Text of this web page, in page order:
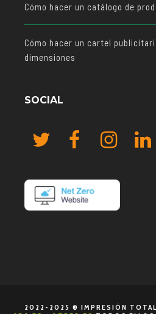
Cómo hacer un catálogo de
Cómo hacer un cartel
dimensiones
SOCIAL
2022-2025 ® IMPRESIÓN